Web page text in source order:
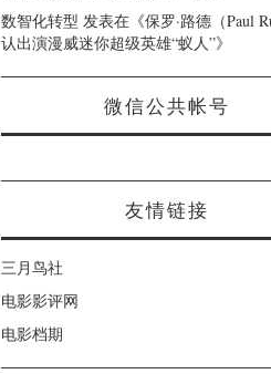
数智化转型 发表在《保罗·路德（Paul
认出演漫威迷你超级英雄“蚁人”》
微信公共帐号
友情链接
三月鸟社
电影影评网
电影档期